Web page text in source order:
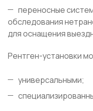
переносные
обследования
для оснащения
Рентген-установки
универсальными;